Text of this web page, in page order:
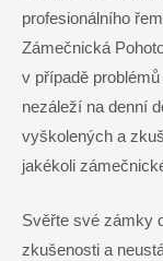
profesionálního
Zámečnická
v případě
nezáleží na denní
vyškolených a
jakékoli
Svěřte své zámky
zkušenosti a